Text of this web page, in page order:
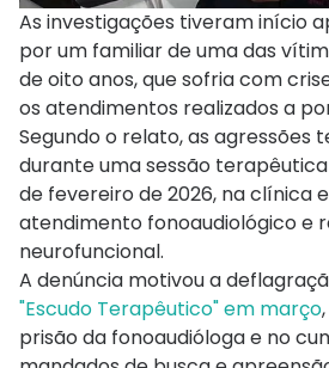
As investigações tiveram início
por um familiar de uma das
de oito anos, que sofria com
os atendimentos realizados a
Segundo o relato, as agressões
durante uma sessão
de fevereiro de 2026, na clínica
atendimento fonoaudiológico e
neurofuncional.
A denúncia motivou a
"Escudo Terapêutico" em março
prisão da fonoaudióloga e no